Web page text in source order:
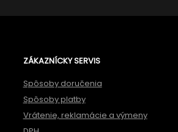
ZÁKAZNÍCKY SERVIS
Spôsoby doručenia
Spôsoby platby
Vrátenie, reklamácie a výmeny